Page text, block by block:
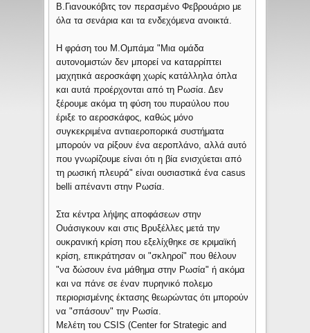
Β.Γιανουκόβιτς τον περασμένο Φεβρουάριο με
όλα τα σενάρια και τα ενδεχόμενα ανοικτά.
Η φράση του Μ.Ομπάμα "Μια ομάδα
αυτονομιστών δεν μπορεί να καταρρίπτει
μαχητικά αεροσκάφη χωρίς κατάλληλα όπλα
και αυτά προέρχονται από τη Ρωσία. Δεν
ξέρουμε ακόμα τη φύση του πυραύλου που
έριξε το αεροσκάφος, καθώς μόνο
συγκεκριμένα αντιαεροπορικά συστήματα
μπορούν να ρίξουν ένα αεροπλάνο, αλλά αυτό
που γνωρίζουμε είναι ότι η βία ενισχύεται από
τη ρωσική πλευρά" είναι ουσιαστικά ένα casus
belli απέναντι στην Ρωσία.
Στα κέντρα λήψης αποφάσεων στην
Ουάσιγκουν και στις Βρυξέλλες μετά την
ουκρανική κρίση που εξελίχθηκε σε κριμαϊκή
κρίση, επικράτησαν οι "σκληροί" που θέλουν
"να δώσουν ένα μάθημα στην Ρωσία" ή ακόμα
και να πάνε σε έναν πυρηνικό πολεμο
περιορισμένης έκτασης θεωρώντας ότι μπορούν
να "σπάσουν" την Ρωσία.
Mελέτη του CSIS (Center for Strategic and